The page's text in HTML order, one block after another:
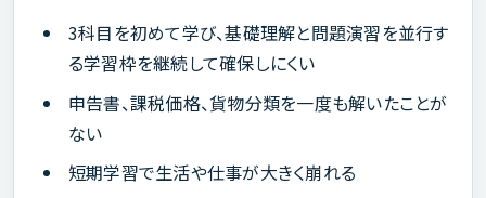
3科目を初めて学び、基礎理解と問題演習を並行す
る学習枠を継続して確保しにくい
申告書、課税価格、貨物分類を一度も解いたことが
ない
短期学習で生活や仕事が大きく崩れる